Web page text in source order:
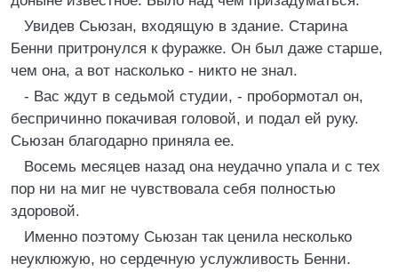
Увидев Сьюзан, входящую в здание. Старина
Бенни притронулся к фуражке. Он был даже старше,
чем она, а вот насколько - никто не знал.
- Вас ждут в седьмой студии, - пробормотал он,
беспричинно покачивая головой, и подал ей руку.
Сьюзан благодарно приняла ее.
Восемь месяцев назад она неудачно упала и с тех
пор ни на миг не чувствовала себя полностью
здоровой.
Именно поэтому Сьюзан так ценила несколько
неуклюжую, но сердечную услужливость Бенни.